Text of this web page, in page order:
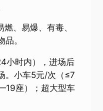
、易爆、有毒、
。
小时内），进场后
。小车5元/次（≤7
座）；超大型车